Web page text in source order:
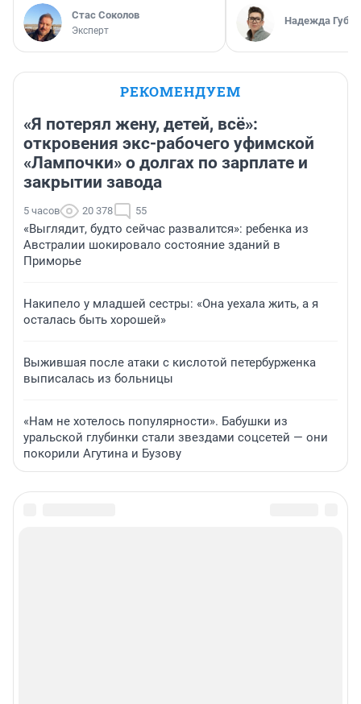
Стас Соколов
Эксперт
Надежда
РЕКОМЕНДУЕМ
«Я потерял жену, детей, всё»:
откровения экс-рабочего уфимской
«Лампочки» о долгах по зарплате и
закрытии завода
5 часов 20 378 55
«Выглядит, будто сейчас развалится»: ребенка из
Австралии шокировало состояние зданий в
Приморье
Накипело у младшей сестры: «Она уехала жить, а я
осталась быть хорошей»
Выжившая после атаки с кислотой петербурженка
выписалась из больницы
«Нам не хотелось популярности». Бабушки из
уральской глубинки стали звездами соцсетей — они
покорили Агутина и Бузову